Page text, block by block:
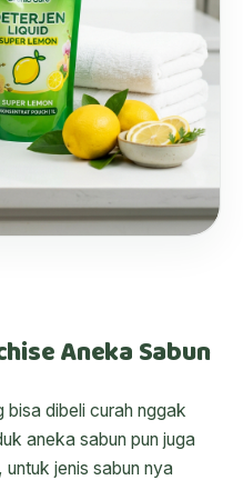
Aneka Sabun
bisa dibeli curah nggak
aneka sabun pun juga
jenis sabun nya